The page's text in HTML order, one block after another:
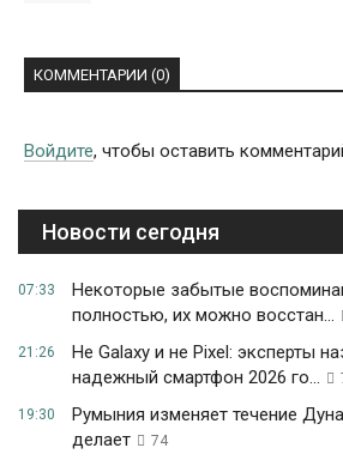
КОММЕНТАРИИ (0)
Войдите, чтобы оставить
Новости сегодня
07:33
Некоторые забытые
полностью, их можно восстан...
21:26
Не Galaxy и не Pixel: эксперты
надежный смартфон 2026 го...
19:30
Румыния изменяет течение
делает
74